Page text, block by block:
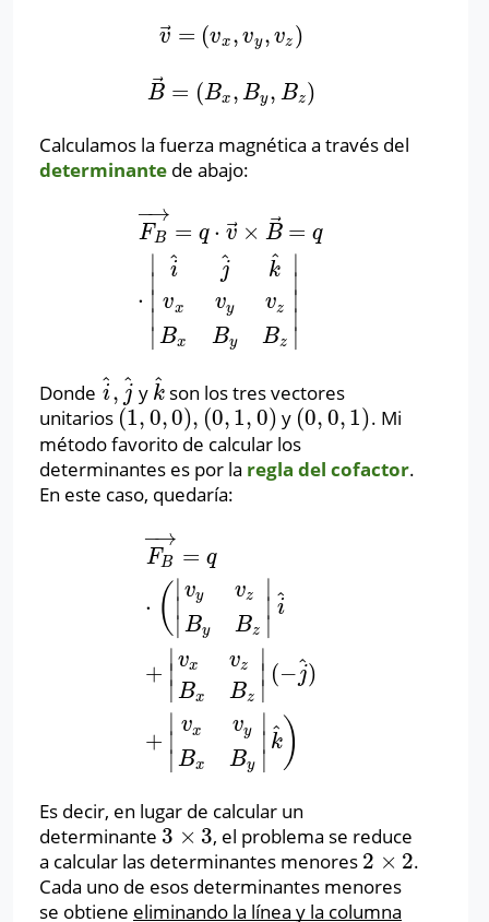
v = (vx , vy , vz )
v→= (vx,vy,vz)
B⃗ = (Bx , By, Bz)
B→= Bx,By,Bz)
Calculamos la fuerza magnética a través del
determinante de abajo:
FB
−→
= q ⋅ v⃗ × B⃗ = q
⋅
∣
∣
∣
∣
∣
i
^
vx
Bx
j
^
vy
By
k
^
vz
Bz
∣
∣
∣
∣
∣
FB→=q⋅v→× B→= q⋅|i^
Donde i
^, j
^
i^, ^ y k
^
k^son los tres vectores
unitarios (1, 0,0), (0, 1, 0)
(1,0 ,0),(0,1,0) y (0, 0, 1)
(0,0,1)
. Mi
método favorito de calcular los
determinantes es por la regla del cofactor.
En este caso, quedaría:
FB
−→
= q
⋅ ( ∣
∣
∣
vy
By
vz
Bz
∣
∣
∣ i
^
+
∣
∣
∣ vx
Bx
vz
Bz
∣
∣
∣ (− j
^)
+
∣
∣
vx
Bx
vy
By ∣
∣ k
^)
FB→=q⋅(
Es decir, en lugar de calcular un
determinante 3 × 3
3 ×3
, el problema se reduce
a calcular las determinantes menores 2 × 2
2 ×2
.
Cada uno de esos determinantes menores
se obtiene eliminando la línea y la columna